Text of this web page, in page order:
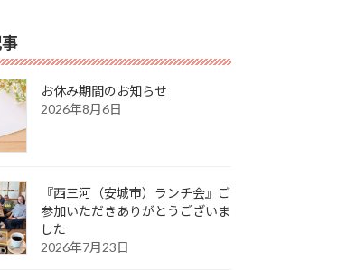
お休み期間のお知らせ
2026年8月6日
『西三河（安城市）ランチ会』ご
参加いただきありがとうございま
した
2026年7月23日